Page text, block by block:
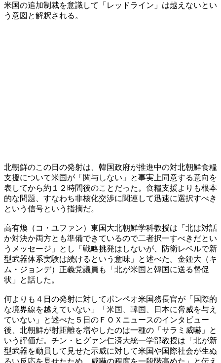
米国の追加制裁を意識して「レッドライン」は越えないとい
う意図と解釈される。
北朝鮮のこの日の発射は、韓国政府が推進中の対北朝鮮食糧
支援について米国が「関与しない」と事実上同意する意向を
表してから約１２時間後のことだった。食糧支援よりも根本
的な問題、すなわち非核化交渉に関連して迅速に選択すべき
という信号という指摘だ。
高有煥（コ・ユファン）東国大北朝鮮学科教授は「北は対話
か対決か両方とも準備できているので二者択一すべきだとい
うメッセージ」とし「戦略挑発はしないが、防衛レベルで新
型武器体系実験は続けるという意味」と述べた。金鍾大（キ
ム・ジョンデ）正義党議員も「北が米国と韓国に送る督促
状」と話した。
何よりも４日の発射に対してポンペオ米国務長官が「国際的
な境界線を越えていない」「米国、韓国、日本に脅威を与え
ていない」と述べた５日のＦＯＸニュースのインタビュー
後、北朝鮮が射距離を増やしたのは一種の「サラミ威嚇」と
いう評価だ。チン・ヒグァン仁済大統一学部教授は「北が新
型武器を動員して見せた示威に対して米国や国際社会が生ぬ
るい反応を見せたため、威嚇の程度を一段階高めた」と伝え